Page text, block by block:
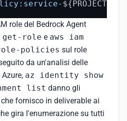
${PROJECT_ID}
role del Bedrock Agent
get-role e aws iam
policies sul role
da un'analisi delle
az identity show
list danno gli
fornisco in deliverable ai
gira l'enumerazione su tutti